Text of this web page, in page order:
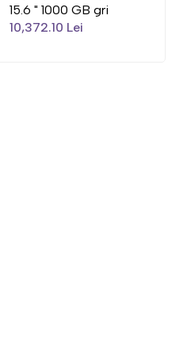
15.6 " 1000 GB gri
10,372.10 Lei